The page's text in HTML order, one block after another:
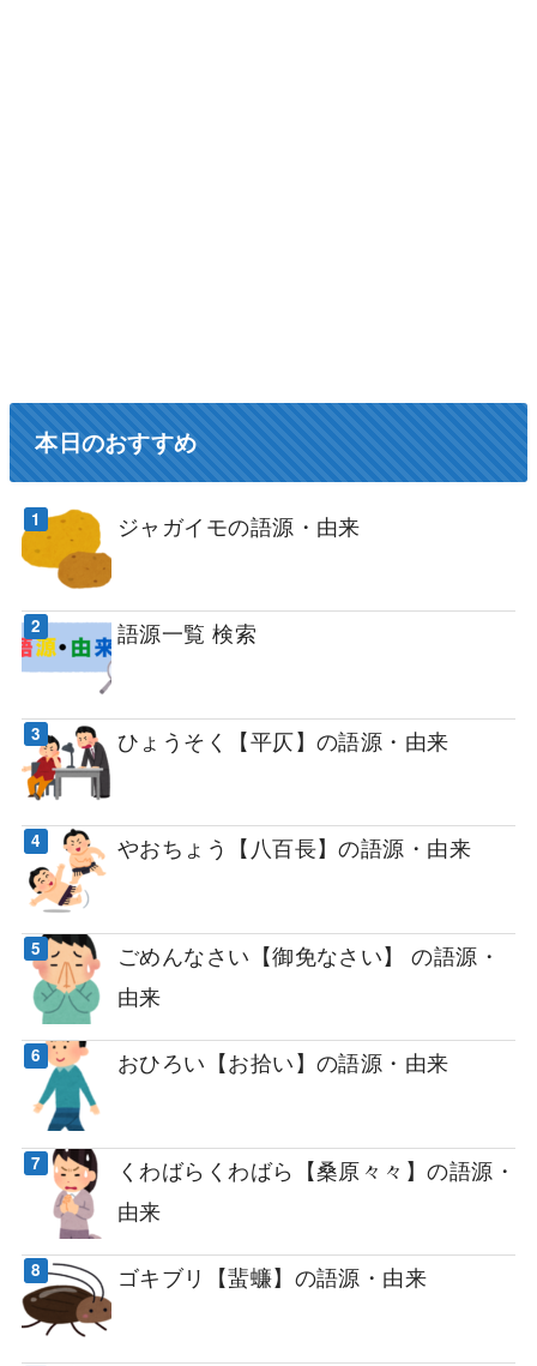
本日のおすすめ
ジャガイモの語源・由来
語源一覧 検索
ひょうそく【平仄】の語源・由来
やおちょう【八百長】の語源・由来
ごめんなさい【御免なさい】 の語源・
由来
おひろい【お拾い】の語源・由来
くわばらくわばら【桑原々々】の語源・
由来
ゴキブリ【蜚蠊】の語源・由来